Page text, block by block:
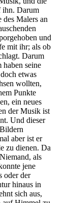
ihn. Darum
des Malers an
und
mit ihr; als ob
Darum
haben seine
etwas
wollten,
Punkte
ein neues
der Musik ist
Und dieser
aber ist er
zu dienen. Da
als
jene
oder der
hinaus in
sich aus,